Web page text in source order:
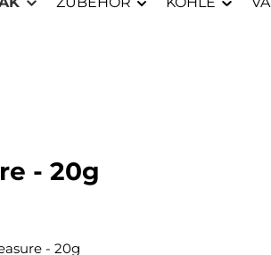
- 20g